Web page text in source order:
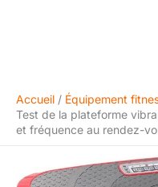
Accueil
Équipement
Test de la plateforme
et fréquence au rendez-